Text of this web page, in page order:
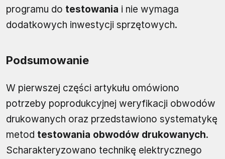
programu do testowania i nie wymaga
dodatkowych inwestycji sprzętowych.
Podsumowanie
W pierwszej części artykułu omówiono
potrzeby poprodukcyjnej weryfikacji obwodów
drukowanych oraz przedstawiono systematykę
metod testowania obwodów drukowanych.
Scharakteryzowano technikę elektrycznego